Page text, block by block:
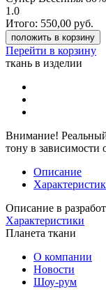
1.0
Итого: 550,00 руб.
положить в корзину
Перейти в корзину
ткань в изделии
Внимание!
тону в зависимости
Описание
Описание в
Характеристики
Планета ткани
О компании
Новости
Шоу-рум